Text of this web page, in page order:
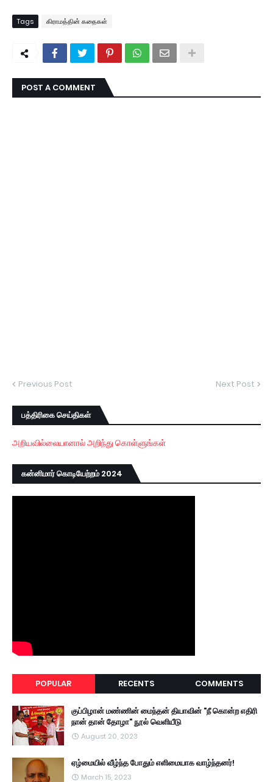
Tags கிராமத்தின் கதைகள்
POST A COMMENT
Previous Post Next Post
பத்திரிகை செய்திகள்
அறியவில்லையானால் அறிந்து கொள்ளுங்கள்
கன்னிமார் கொடியேற்றம் 2024
POPULAR RECENTS COMMENTS
குப்பிழான் மண்ணின் மைந்தன் தியாவின் "நீ கொன்ற எதிரி
நான் தான் தோழா" நூல் வெளியீடு
August 20, 2023
ஏழ்மையில் வீழ்ந்த போதும் எளிமையாக வாழ்ந்தனர்!
March 15, 2023